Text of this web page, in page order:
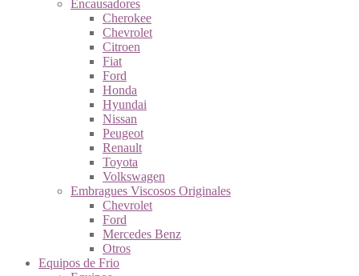
Encausadores
Cherokee
Chevrolet
Citroen
Fiat
Ford
Honda
Hyundai
Nissan
Peugeot
Renault
Toyota
Volkswagen
Embragues Viscosos Originales
Chevrolet
Ford
Mercedes Benz
Otros
Equipos de Frio